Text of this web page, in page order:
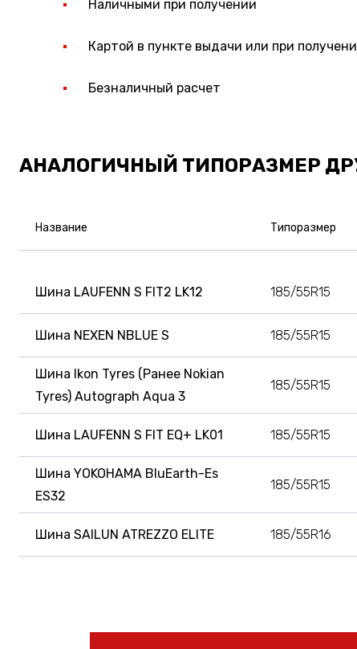
Наличными при получении
Картой в пункте выдачи или при
Безналичный расчет
АНАЛОГИЧНЫЙ ТИПОРАЗМЕР
Название Типоразмер
Шина LAUFENN S FIT2 LK12 185/55R15
Шина NEXEN NBLUE S 185/55R15
Шина Ikon Tyres (Ранее Nokian
Tyres) Autograph Aqua 3
185/55R15
Шина LAUFENN S FIT EQ+ LK01 185/55R15
Шина YOKOHAMA BluEarth-Es
ES32
185/55R15
Шина SAILUN ATREZZO ELITE 185/55R16